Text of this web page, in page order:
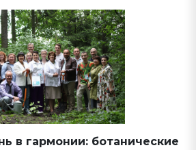
в гармонии: ботанические